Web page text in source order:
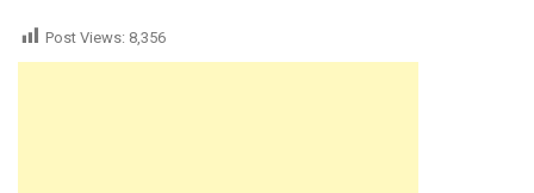
Post Views: 8,356